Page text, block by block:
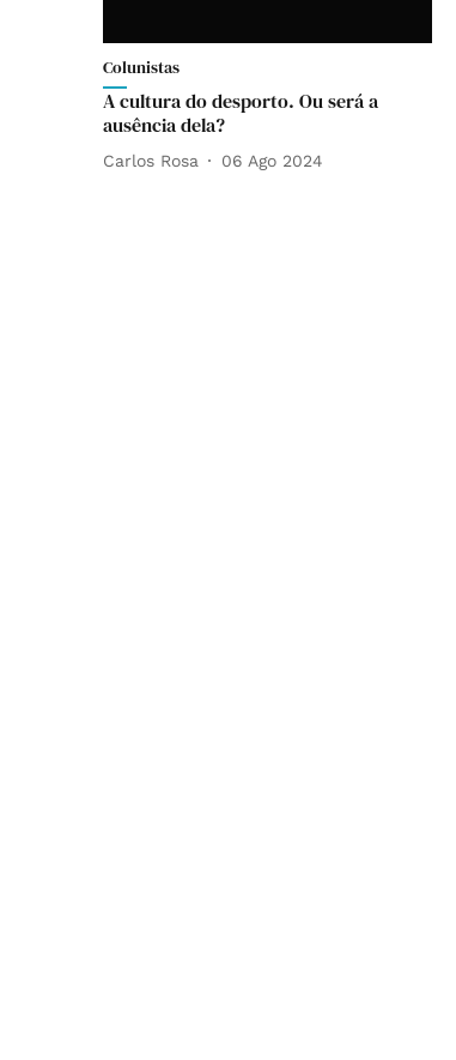
Colunistas
A cultura do desporto. Ou será a
ausência dela?
Carlos Rosa 06 Ago 2024